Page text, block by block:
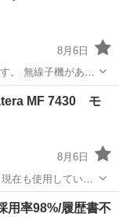
8月6日
り
話の送受信は可能
の シアンがうまく出ていません。 黒が出ていますので
Fax
MF 7430 モ
8月6日
在も使用していま
用率98%/履歴書不